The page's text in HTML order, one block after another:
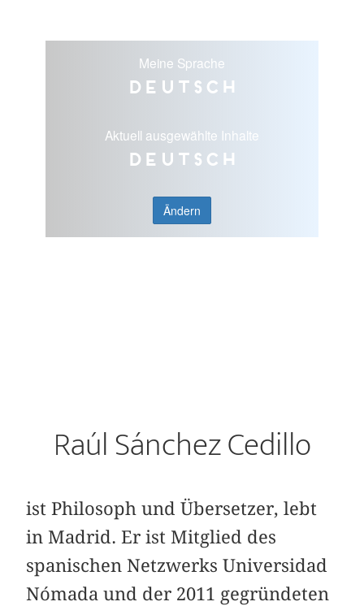
Meine Sprache
Deutsch
Aktuell ausgewählte Inhalte
Deutsch
Ändern
Raúl Sánchez Cedillo
ist Philosoph und Übersetzer, lebt
in Madrid. Er ist Mitglied des
spanischen Netzwerks Universidad
Nómada und der 2011 gegründeten